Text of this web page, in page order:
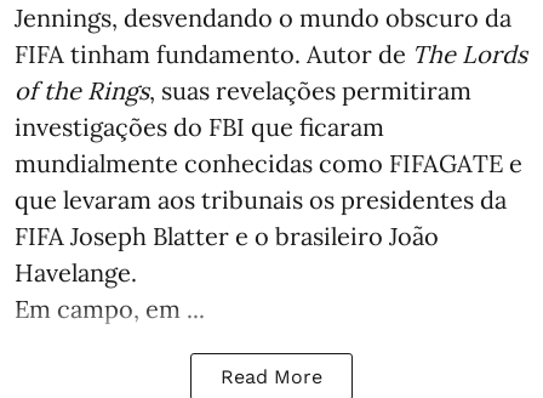
Jennings, desvendando o mundo obscuro da
FIFA tinham fundamento. Autor de The Lords
of the Rings, suas revelações permitiram
investigações do FBI que ficaram
mundialmente conhecidas como FIFAGATE e
que levaram aos tribunais os presidentes da
FIFA Joseph Blatter e o brasileiro João
Havelange.
Em campo, em ...
Read More